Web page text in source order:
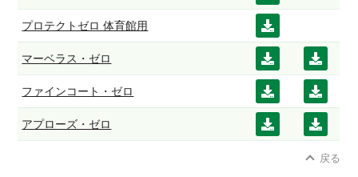
ード
ンロ
ード
プロテクトゼロ 体育館用
ダウ
ンロ
ード
マーベラス・ゼロ
ダウ
ンロ
ード
ダウ
ンロ
ード
ファインコート・ゼロ
ダウ
ンロ
ード
ダウ
ンロ
ード
アプローズ・ゼロ
ダウ
ダウ
戻る